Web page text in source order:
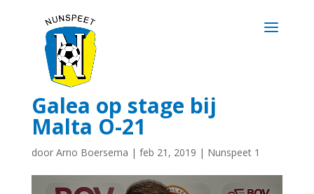
Galea op stage bij
Malta O-21
door Arno Boersema | feb 21, 2019 | Nunspeet 1